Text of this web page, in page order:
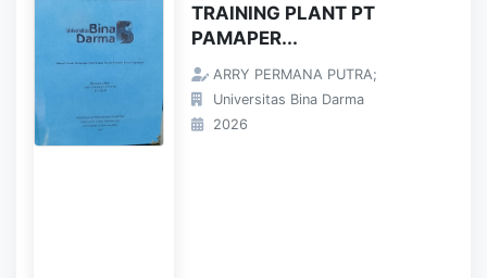
TRAINING PLANT PT
PAMAPER...
ARRY PERMANA PUTRA;
Universitas Bina Darma
2026